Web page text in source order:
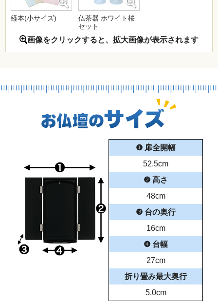
経本(小サイズ)
仏茶器 ホワイト桜
セット
画像をクリックすると、拡大画像が表示されます
❶ 扉全開幅
52.5cm
❷ 高さ
48cm
❸ 台の奥行
16cm
❹ 台幅
27cm
折り畳み最大奥行
5.0cm